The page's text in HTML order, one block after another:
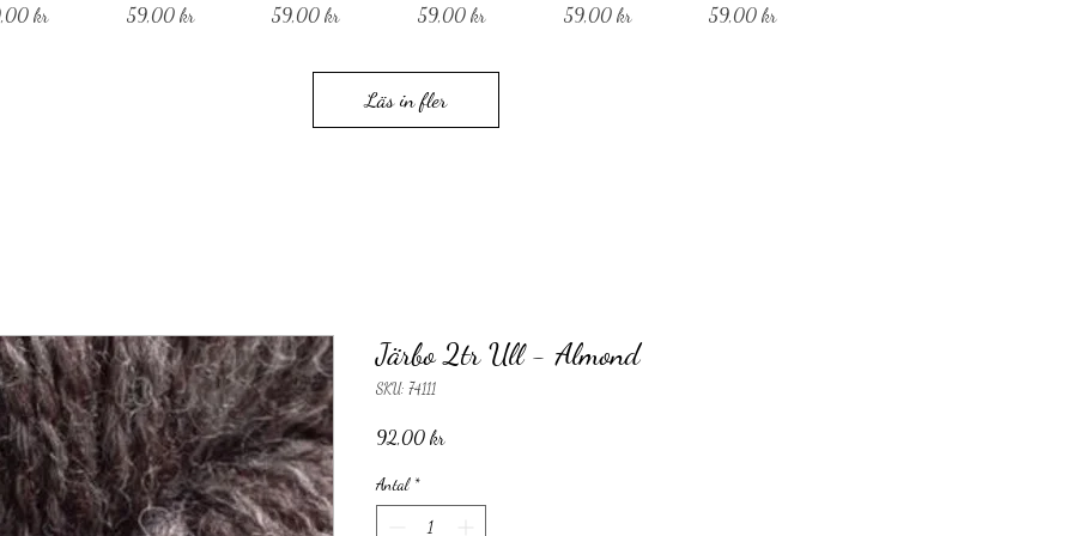
kr Pris
59,00 kr Pris
59,00 kr Pris
59,00 kr Pris
59,00 kr Pris
59,00 kr
Läs in fler
Järbo 2tr Ull - Almond
SKU: 74111
92,00 krPris
Antal *